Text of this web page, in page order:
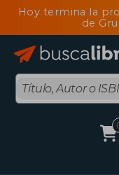
Hoy termina la
de